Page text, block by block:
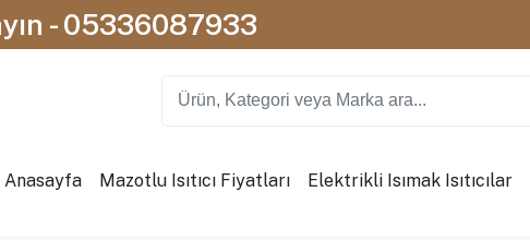
- 05336087933
Anasayfa Mazotlu Isıtıcı Fiyatları Elektrikli Isımak Isıtıcılar